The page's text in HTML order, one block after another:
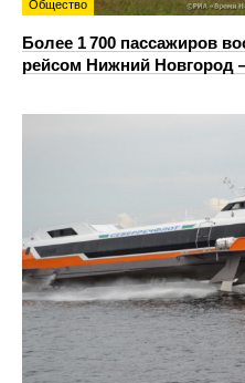
Общество
Более 1 700 пассажиров
рейсом Нижний Новгород